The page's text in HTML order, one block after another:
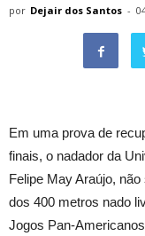
por Dejair dos Santos -
Em uma prova de
finais, o nadador da
Felipe May Araújo,
dos 400 metros nado
Jogos Pan-